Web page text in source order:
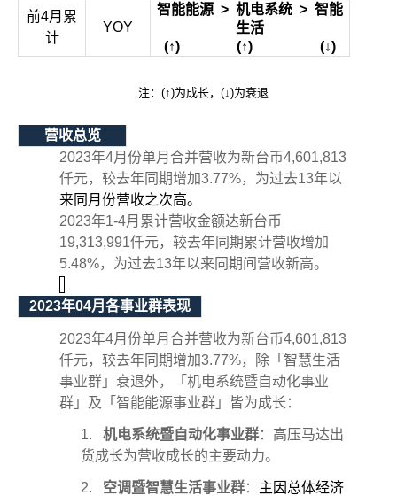
前4月累
计
YOY
智能能源 > 机电系统 > 智能
生活
(↑) (↑) (↓)
注： (↑)为成长， (↓ )为衰退
营收总览
2023年4月份单月合并营收为新台币4,601,813
仟元，较去年同期增加3.77%，为过去13年以
来同月份营收之次高。
2023年1-4月累计营收金额达新台币
19,313,991仟元，较去年同期累计营收增加
5.48%，为过去13年以来同期间营收新高。
2023年04月各事业群表现
2023年4月份单月合并营收为新台币4,601,813
仟元，较去年同期增加3.77%，除「智慧生活
事业群」衰退外，「机电系统暨自动化事业
群」及「智能能源事业群」皆为成长：
1. 机电系统暨自动化事业群：高压马达出
货成长为营收成长的主要动力。
2. 空调暨智慧生活事业群： 主因总体经济